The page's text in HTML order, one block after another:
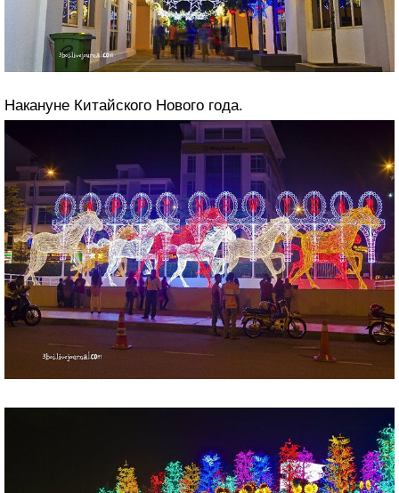
Накануне Китайского Нового года.